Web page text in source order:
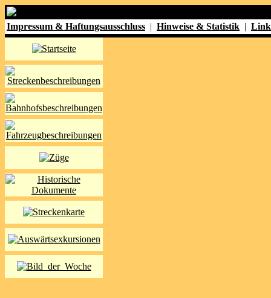
Impressum & Haftungsausschluss | Hinweise & Statistik |